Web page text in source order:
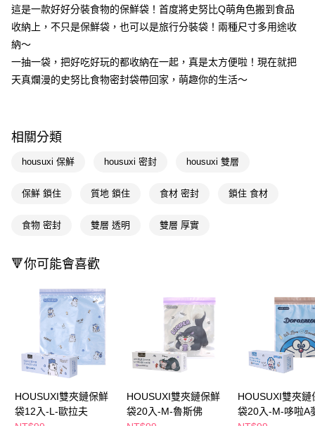
便利好安心！
１．簡單：不需註冊會員、不需綁卡、不需儲值。
２．便利：只要手機號碼，簡訊認證，即可結帳。
３．安心：先確認商品／服務後，再付款。
１．於結帳方式選擇「AFTEE先享後付」後，將跳轉至「AFTEE先享後付」
ATM／網路銀行／等多元方式進行付款，方視為交易完成。
購買商品的店家。未經商家同意取消之訂單仍視為有效，需透過AFTEE先享
是否繳費成功／繳費後需取消欲退款等相關疑問，請聯繫「AFTEE先享後付
易，需依本服務之必要範圍內提供個人資料，並將交易相關給付款項請求債
https://aftee.tw/terms/#terms3
３．未成年的使用者請事先徵得法定代理人或監護人之同意方可使用
「AFTEE先享後付」，若未經同意申辦者引起之損失，本公司不負相關責
４．使用「AFTEE先享後付」時，將依據個別帳號之用戶狀況，依本公司即
時審查核予不同之上限額度；若仍有額度不足之情形，本公司將視審查結果
請求用戶進行身份認證。
恩沛科技股份有限公司將有權停止該用戶之使用額度並採取法律行動。
運送方式
全家取貨付款
每筆NT$65，滿NT$390(含以上)免運費
萊爾富取貨付款
每筆NT$65，滿NT$490(含以上)免運費
7-11取貨付款
每筆NT$65，滿NT$490(含以上)免運費
宅配(本島)
每筆NT$100，滿NT$790(含以上)免運費
付款後寶雅門市自取(由倉庫統一出貨)
這是一款好好分裝食物的保鮮袋！首度將史努比Q萌角色搬到食品
收納上，不只是保鮮袋，也可以是旅行分裝袋！兩種尺寸多用途收
納～
一抽一袋，把好吃好玩的都收納在一起，真是太方便啦！現在就把
天真爛漫的史努比食物密封袋帶回家，萌趣你的生活～
相關分類
housuxi 保鮮 housuxi 密封 housuxi 雙層
保鮮 鎖住 質地 鎖住 食材 密封 鎖住 食材
食物 密封 雙層 透明 雙層 厚實
🔻你可能會喜歡
HOUSUXI雙夾鏈保鮮
袋12入-L-歐拉夫
HOUSUXI雙夾鏈保鮮
袋20入-M-魯斯佛
HOUSUXI雙夾鏈
袋20入-M-哆啦A